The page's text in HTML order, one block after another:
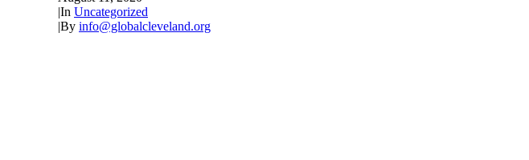
|In Uncategorized
|By info@globalcleveland.org